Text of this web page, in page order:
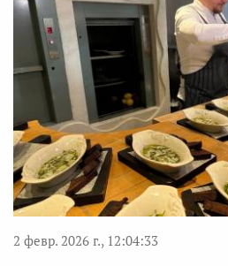
2 февр. 2026 г., 12:04:33